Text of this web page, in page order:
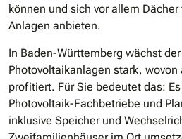
können und sich vor allem
Anlagen anbieten.
In Baden-Württemberg wächst
Photovoltaikanlagen stark, wovon
profitiert. Für Sie bedeutet das:
Photovoltaik-Fachbetriebe und
inklusive Speicher und